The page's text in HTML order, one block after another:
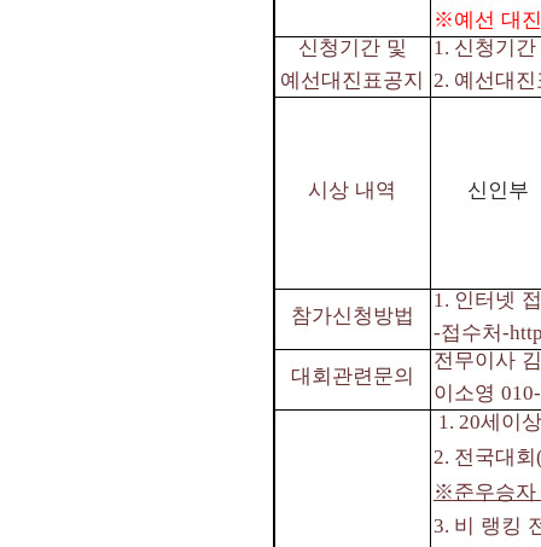
※예선 대
신청기간 및
예선대진표공지
1. 신청기간
2. 예선대
시상 내역 신인부
참가신청방법
1. 인터넷
-접수처-
대회관련문의
전무이사
이소영
1. 20세이
2. 전국대회
※준우승
3. 비 랭킹